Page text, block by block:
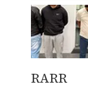
RARR